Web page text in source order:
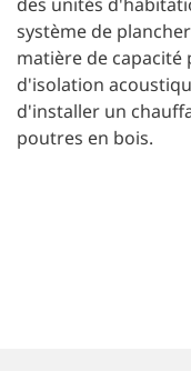
système de
matière de
d'isolation
d'installer un
poutres en bois.